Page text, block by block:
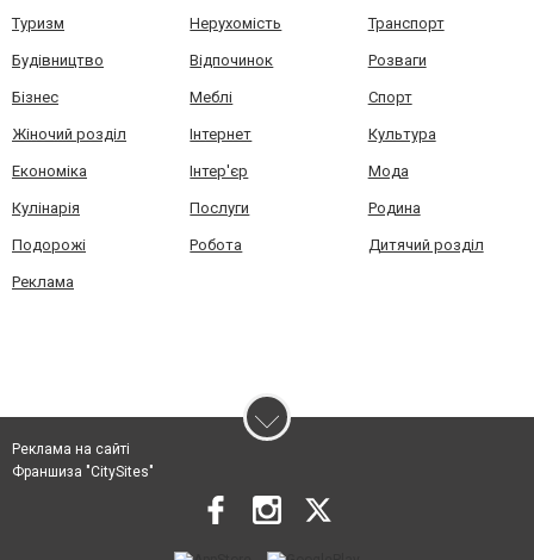
Туризм Нерухомість Транспорт
Будівництво Відпочинок Розваги
Бізнес Меблі Спорт
Жіночий розділ Інтернет Культура
Економіка Інтер'єр Мода
Кулінарія Послуги Родина
Подорожі Робота Дитячий розділ
Реклама
Реклама на сайті
Франшиза "CitySites"